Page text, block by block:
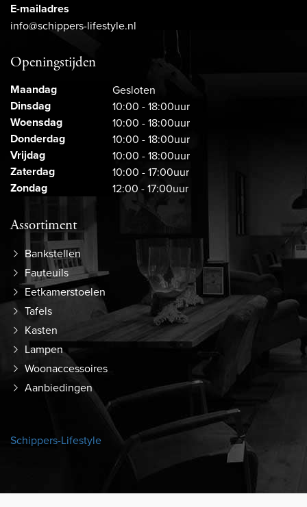
E-mailadres
info@schippers-lifestyle.nl
Openingstijden
Maandag Gesloten
Dinsdag 10:00 - 18:00uur
Woensdag 10:00 - 18:00uur
Donderdag 10:00 - 18:00uur
Vrijdag 10:00 - 18:00uur
Zaterdag 10:00 - 17:00uur
Zondag 12:00 - 17:00uur
Assortiment
Bankstellen
Fauteuils
Eetkamerstoelen
Tafels
Kasten
Lampen
Woonaccessoires
Aanbiedingen
Schippers-Lifestyle